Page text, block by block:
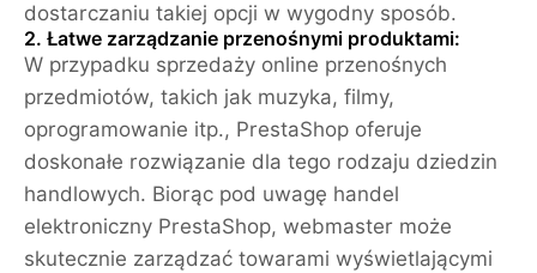
dostarczaniu takiej opcji w wygodny sposób.
2. Łatwe zarządzanie przenośnymi produktami:
W przypadku sprzedaży online przenośnych
przedmiotów, takich jak muzyka, filmy,
oprogramowanie itp., PrestaShop oferuje
doskonałe rozwiązanie dla tego rodzaju dziedzin
handlowych. Biorąc pod uwagę handel
elektroniczny PrestaShop, webmaster może
skutecznie zarządzać towarami wyświetlającymi